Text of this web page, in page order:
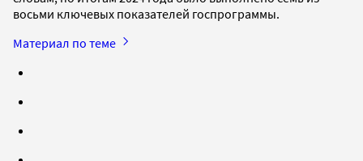
восьми ключевых показателей госпрограммы.
Материал по теме